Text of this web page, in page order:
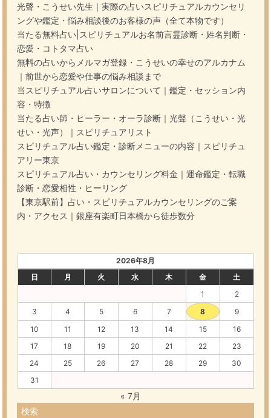
光聲・こうせい先生｜実際の占いスピリチュアルカウンセリ
ングや鑑定・悩み相談後のお客様の声（全て本物です）
当たる無料占い|スピリチュアルお名前言霊診断・姓名判断・
恋愛・コトタマ占い
無料の占いからメルマガ登録・こうせいの幸せのアルカナム
｜前世から恋愛や仕事の悩み相談まで
当スピリチュアル占いサロンについて｜鑑定・セッション内
容・特徴
当たる占い師・ヒーラー・オーラ診断｜光聲（こうせい・光
せい・光声）｜スピリチュアリスト
スピリチュアル占い鑑定・診断メニューの内容｜スピリチュ
アリー東京
スピリチュアル占い・カウンセリング料金｜運命鑑定・転職
診断・恋愛相性・ヒーリング
【東京駅前】占い・スピリチュアルカウンセリングのご案
内・アクセス｜銀座有楽町日本橋から徒歩数分
2026年8月
日
月 火 水 木 金
土
1
2
3
4 5 6 7 8
9
10
11 12 13 14 15
16
17
18 19 20 21 22
23
24
25 26 27 28 29
30
31
« 7月
検索